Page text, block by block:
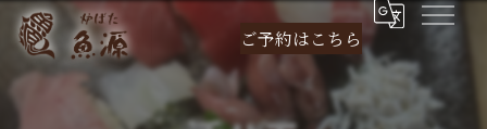
ご予約はこちら